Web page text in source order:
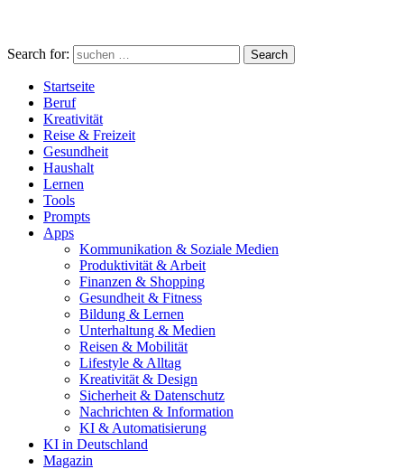
Search for: Search
Startseite
Beruf
Kreativität
Reise & Freizeit
Gesundheit
Haushalt
Lernen
Tools
Prompts
Apps
Kommunikation & Soziale Medien
Produktivität & Arbeit
Finanzen & Shopping
Gesundheit & Fitness
Bildung & Lernen
Unterhaltung & Medien
Reisen & Mobilität
Lifestyle & Alltag
Kreativität & Design
Sicherheit & Datenschutz
Nachrichten & Information
KI & Automatisierung
KI in Deutschland
Magazin